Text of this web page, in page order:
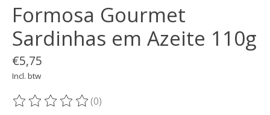
Formosa Gourmet
Sardinhas em Azeite 110g
€5,75
Incl. btw
De beoordeling van dit product is
(0)